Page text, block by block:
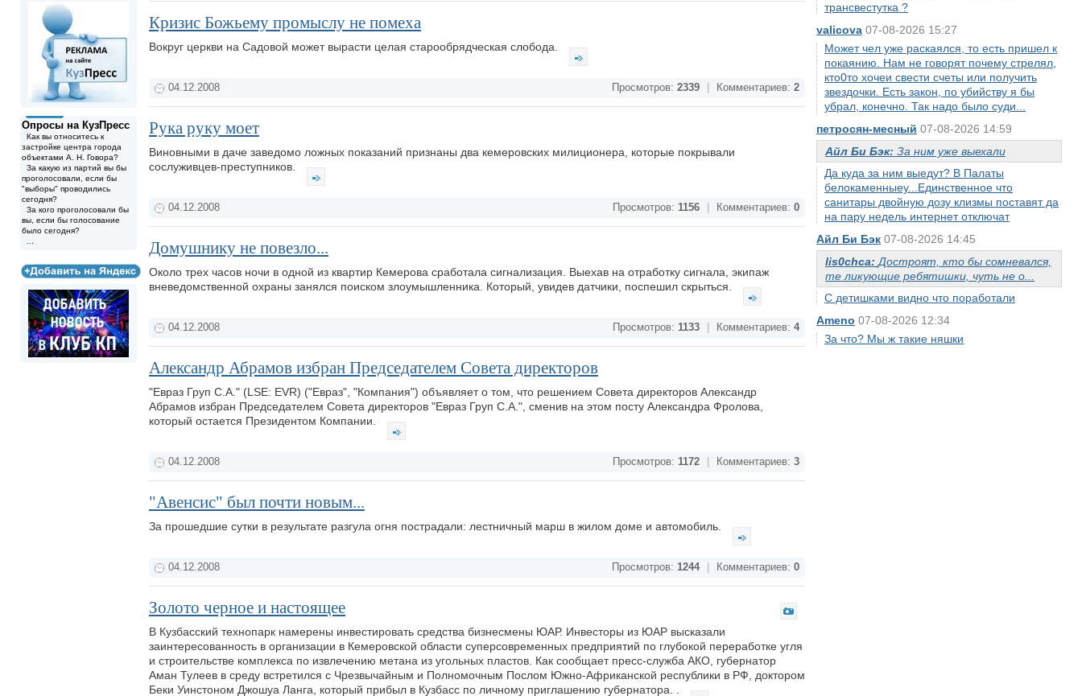
трансвестутка ?
valicova 07-08-2026 15:27
Может чел уже раскаялся, то есть пришел к
покаянию. Нам не говорят почему стрелял,
кто0то хочеи свести счеты или получить
звездочки. Есть закон, по убийству я бы
убрал, конечно. Так надо было суди...
петросян-месный 07-08-2026 14:59
Айл Би Бэк: За ним уже выехали
Да куда за ним выедут? В Палаты
белокаменныеу...Единственное что
санитары двойную дозу клизмы поставят да
на пару недель интернет отключат
Айл Би Бэк 07-08-2026 14:45
lis0chca: Достроят, кто бы сомневался,
те ликующие ребятишки, чуть не о...
С детишками видно что поработали
Ameno 07-08-2026 12:34
За что? Мы ж такие няшки
Опросы на КузПресс
Как вы относитесь к
застройке центра города
объектами А. Н. Говора?
За какую из партий вы бы
проголосовали, если бы
"выборы" проводились
сегодня?
За кого проголосовали бы
вы, если бы голосование
было сегодня?
Кризис Божьему промыслу не помеха
Вокруг церкви на Садовой может вырасти целая старообрядческая слобода.
04.12.2008 Просмотров: 2339 Комментариев: 2
Рука руку моет
Виновными в даче заведомо ложных показаний признаны два кемеровских милиционера, которые покрывали
сослуживцев-преступников.
04.12.2008 Просмотров: 1156 Комментариев: 0
Домушнику не повезло...
Около трех часов ночи в одной из квартир Кемерова сработала сигнализация. Выехав на отработку сигнала, экипаж
вневедомственной охраны занялся поиском злоумышленника. Который, увидев датчики, поспешил скрыться.
04.12.2008 Просмотров: 1133 Комментариев: 4
Александр Абрамов избран Председателем Совета директоров
"Евраз Груп С.А." (LSE: EVR) ("Евраз", "Компания") объявляет о том, что решением Совета директоров Александр
Абрамов избран Председателем Совета директоров "Евраз Груп С.А.", сменив на этом посту Александра Фролова,
который остается Президентом Компании.
04.12.2008 Просмотров: 1172 Комментариев: 3
"Авенсис" был почти новым...
За прошедшие сутки в результате разгула огня пострадали: лестничный марш в жилом доме и автомобиль.
04.12.2008 Просмотров: 1244 Комментариев: 0
Золото черное и настоящее
В Кузбасский технопарк намерены инвестировать средства бизнесмены ЮАР. Инвесторы из ЮАР высказали
заинтересованность в организации в Кемеровской области суперсовременных предприятий по глубокой переработке угля
и строительстве комплекса по извлечению метана из угольных пластов. Как сообщает пресс-служба АКО, губернатор
Аман Тулеев в среду встретился с Чрезвычайным и Полномочным Послом Южно-Африканской республики в РФ, доктором
Беки Уинстоном Джошуа Ланга, который прибыл в Кузбасс по личному приглашению губернатора. .